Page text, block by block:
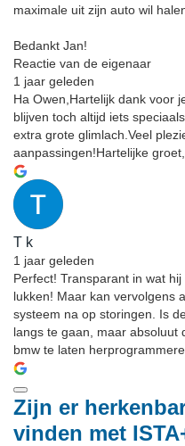
maximale uit zijn auto wil
Bedankt Jan!
Reactie van de eigenaar
1 jaar geleden
Ha Owen,Hartelijk dank voor
blijven toch altijd iets
extra grote glimlach.Veel
aanpassingen!Hartelijke
T k
1 jaar geleden
Perfect! Transparant in wat
lukken! Maar kan vervolgens
systeem na op storingen. Is
langs te gaan, maar absoluut
bmw te laten
Zijn er
vinden met